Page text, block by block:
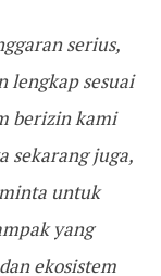
serius,
lengkap sesuai
berizin kami
sekarang juga,
untuk
yang
ekosistem